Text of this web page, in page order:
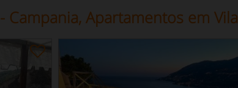
- Campania, Apartamentos em Vila